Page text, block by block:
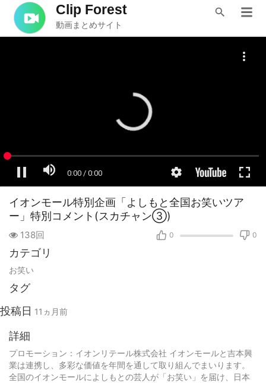
Clip Forest
動画まとめサイト
イオンモール特別企画「よしもと全国お笑いツア
ー」特別コメント(スカチャン③)
0 0
138回
カテゴリ
お笑い
タグ
投稿日 11ヵ月前
詳細
プロモーション：イオンリテール株式会社 イオンモールと吉本興
業は連携し、多彩な価値を年間を通して取り組んでまいります。
全国のイオンモールによしもとの芸人が「お笑い」を届け、日本